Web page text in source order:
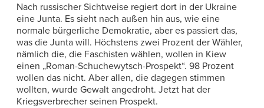
Nach russischer Sichtweise regiert dort in der Ukraine
eine Junta. Es sieht nach außen hin aus, wie eine
normale bürgerliche Demokratie, aber es passiert das,
was die Junta will. Höchstens zwei Prozent der Wähler,
nämlich die, die Faschisten wählen, wollen in Kiew
einen „Roman-Schuchewytsch-Prospekt“. 98 Prozent
wollen das nicht. Aber allen, die dagegen stimmen
wollten, wurde Gewalt angedroht. Jetzt hat der
Kriegsverbrecher seinen Prospekt.